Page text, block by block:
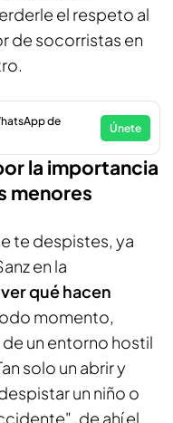
el respeto al
de socorristas en
de
Únete
la importancia
menores
te despistes, ya
en la
ver qué hacen
momento,
de un entorno hostil
solo un abrir y
un niño o
de ahí el